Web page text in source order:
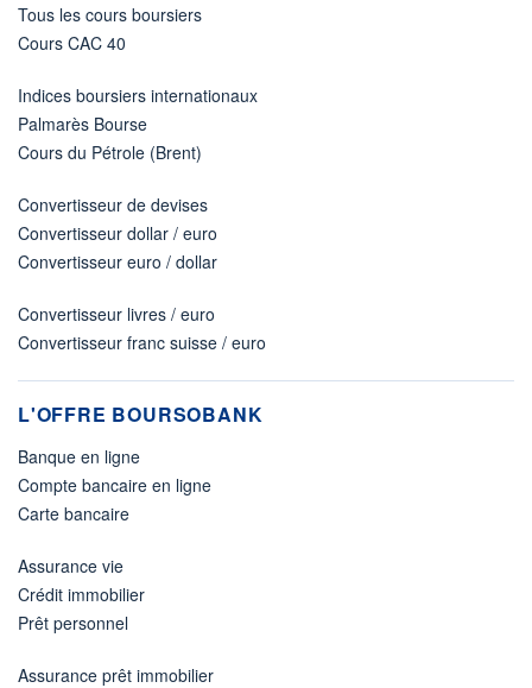
Tous les cours boursiers
Cours CAC 40
Indices boursiers internationaux
Palmarès Bourse
Cours du Pétrole (Brent)
Convertisseur de devises
Convertisseur dollar / euro
Convertisseur euro / dollar
Convertisseur livres / euro
Convertisseur franc suisse / euro
L'OFFRE BOURSOBANK
Banque en ligne
Compte bancaire en ligne
Carte bancaire
Assurance vie
Crédit immobilier
Prêt personnel
Assurance prêt immobilier